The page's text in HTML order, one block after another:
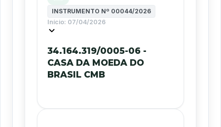
INSTRUMENTO Nº 00044/2026
Início: 07/04/2026
34.164.319/0005-06 -
CASA DA MOEDA DO
BRASIL CMB